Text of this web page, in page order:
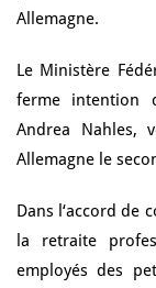
Allemagne.
Le Ministère
ferme intention
Andrea Nahles,
Allemagne le
Dans l‘accord de
la retraite
employés des